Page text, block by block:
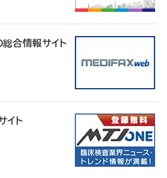
総合情報サイト
イト